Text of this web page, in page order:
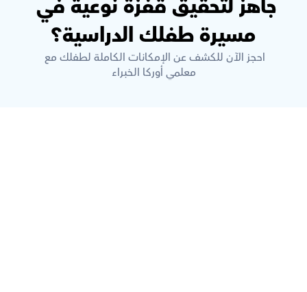
مسيرة طفلك الدراسية؟
معلمي أوركا الخبراء